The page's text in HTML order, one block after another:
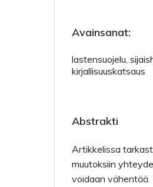
Avainsanat:
lastensuojelu,
kirjallisuuskatsaus
Abstrakti
Artikkelissa
muutoksiin
voidaan